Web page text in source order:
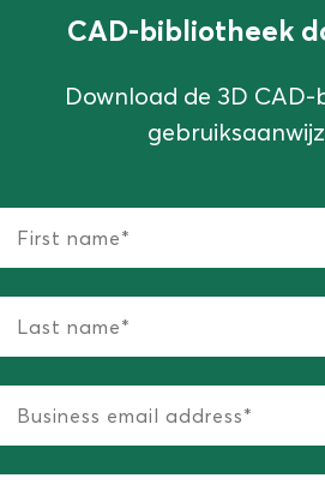
CAD-bibliotheek
Download de 3D